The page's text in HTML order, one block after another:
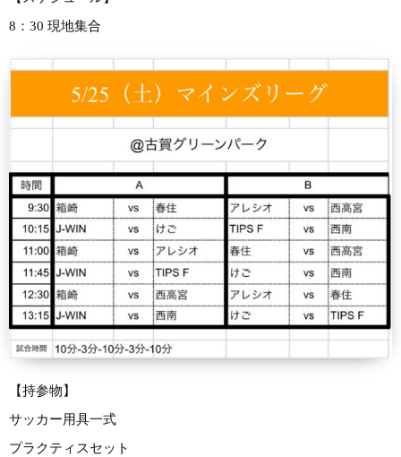
8：30 現地集合
【持参物】
サッカー用具一式
プラクティスセット